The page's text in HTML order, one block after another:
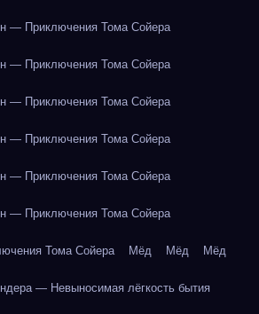
— Приключения Тома Сойера
— Приключения Тома Сойера
— Приключения Тома Сойера
— Приключения Тома Сойера
— Приключения Тома Сойера
— Приключения Тома Сойера
Тома Сойера Мёд Мёд Мёд
— Невыносимая лёгкость бытия